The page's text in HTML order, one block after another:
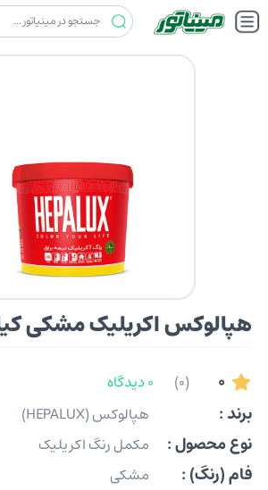
رنگ ها هپالوکس (HEPALUX) هپالوکس
هپالوکس اکریلیک مشکی
0
(0) 0 دیدگاه
برند : هپالوکس (HEPALUX)
نوع محصول : مکمل رنگ اکریلیک
فام (رنگ) : مشکی